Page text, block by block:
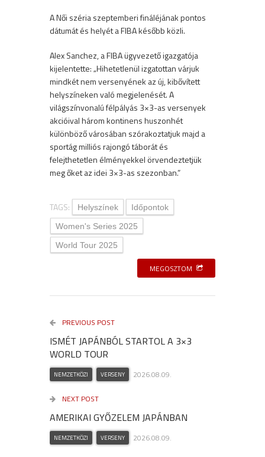
A Női széria szeptemberi fináléjának pontos
dátumát és helyét a FIBA később közli.
Alex Sanchez, a FIBA ügyvezető igazgatója
kijelentette: „Hihetetlenül izgatottan várjuk
mindkét nem versenyének az új, kibővített
helyszíneken való megjelenését. A
világszínvonalú félpályás 3×3-as versenyek
akcióival három kontinens huszonhét
különböző városában szórakoztatjuk majd a
sportág milliós rajongó táborát és
felejthetetlen élményekkel örvendeztetjük
meg őket az idei 3×3-as szezonban.”
TAGS: Helyszínek
Időpontok
Women's Series 2025
World Tour 2025
MEGOSZTOM
PREVIOUS POST
ISMÉT JAPÁNBÓL STARTOL A 3×3
WORLD TOUR
NEMZETKÖZI VERSENY 2026.08.09.
NEXT POST
AMERIKAI GYŐZELEM JAPÁNBAN
NEMZETKÖZI VERSENY 2026.08.09.